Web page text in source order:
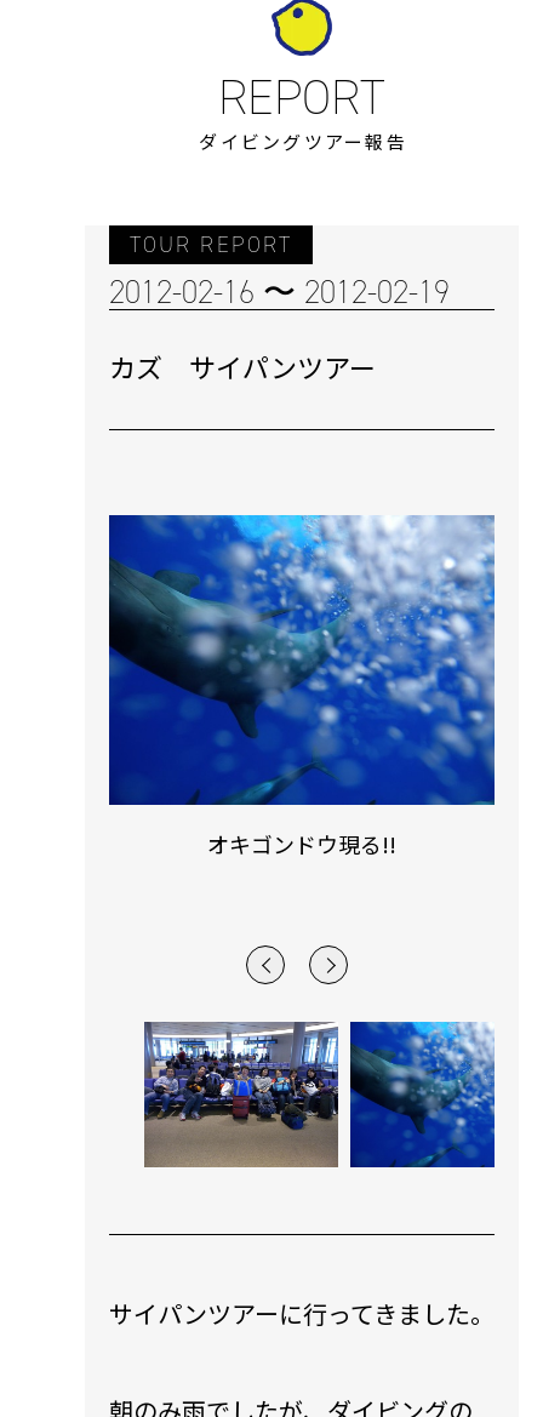
ダイビングツアー報告
TOUR REPORT
2012-02-16 〜 2012-02-19
カズ サイパンツアー
５００ Ｄｉｖｅｓ おめでとうござ
サイパンツアーに行ってきました。